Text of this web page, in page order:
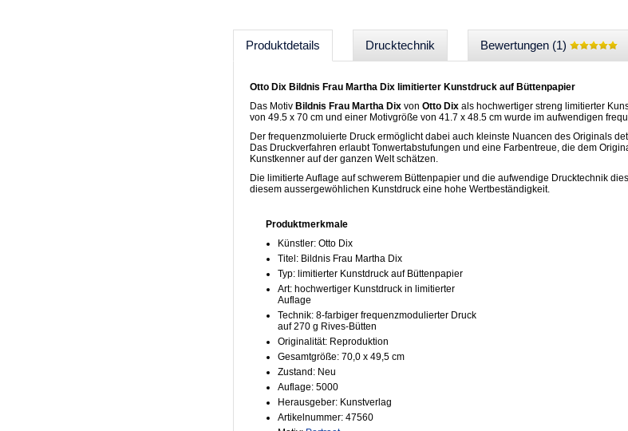
Produktdetails Drucktechnik Bewertungen (1)
Otto Dix Bildnis Frau Martha Dix limitierter Kunstdruck auf Büttenpapier
Das Motiv Bildnis Frau Martha Dix von Otto Dix als hochwertiger streng limitierter
von 49.5 x 70 cm und einer Motivgröße von 41.7 x 48.5 cm wurde im aufwendigen
Der frequenzmoluierte Druck ermöglicht dabei auch kleinste Nuancen des Originals
Das Druckverfahren erlaubt Tonwertabstufungen und eine Farbentreue, die dem
Kunstkenner auf der ganzen Welt schätzen.
Die limitierte Auflage auf schwerem Büttenpapier und die aufwendige Drucktechnik
diesem aussergewöhlichen Kunstdruck eine hohe Wertbeständigkeit.
Produktmerkmale
Künstler: Otto Dix
Titel: Bildnis Frau Martha Dix
Typ: limitierter Kunstdruck auf Büttenpapier
Art: hochwertiger Kunstdruck in limitierter
Auflage
Technik: 8-farbiger frequenzmodulierter Druck
auf 270 g Rives-Bütten
Originalität: Reproduktion
Gesamtgröße: 70,0 x 49,5 cm
Zustand: Neu
Auflage: 5000
Herausgeber: Kunstverlag
Artikelnummer: 47560